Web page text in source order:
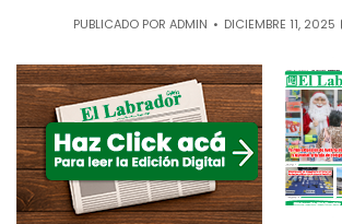
PUBLICADO POR ADMIN DICIEMBRE 11, 2025